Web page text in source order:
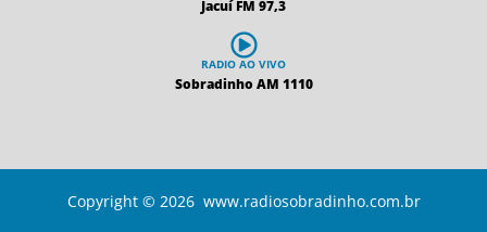
Jacuí FM 97,3
RADIO AO VIVO
Sobradinho AM 1110
Copyright © 2026 www.radiosobradinho.com.br